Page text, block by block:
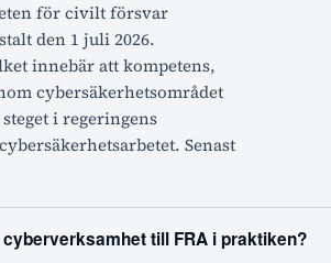
för civilt försvar
den 1 juli 2026.
innebär att kompetens,
cybersäkerhetsområdet
i regeringens
Senast
till FRA i praktiken?